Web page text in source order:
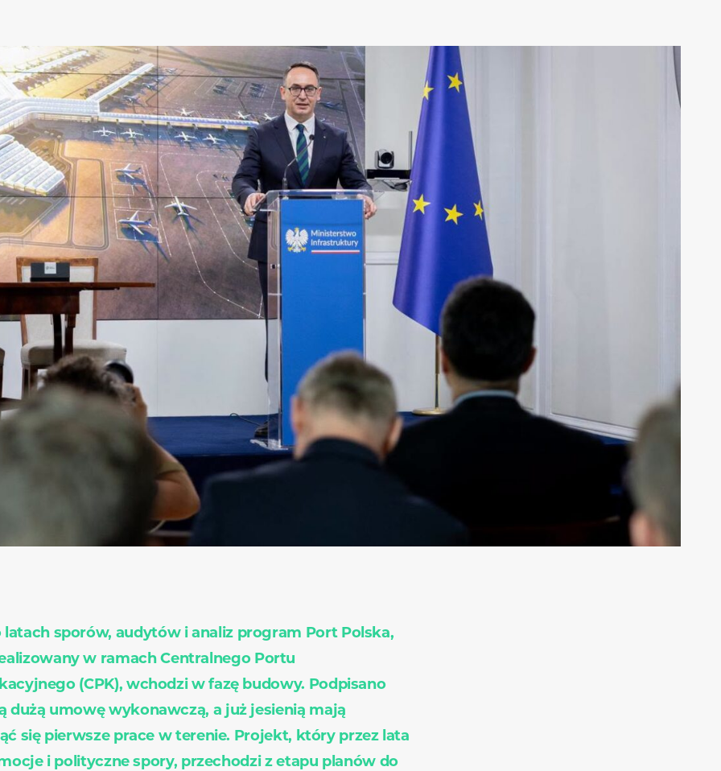
latach sporów, audytów i analiz program Port Polska,
w ramach Centralnego Portu
(CPK), wchodzi w fazę budowy. Podpisano
dużą umowę wykonawczą, a już jesienią mają
się pierwsze prace w terenie. Projekt, który przez lata
i polityczne spory, przechodzi z etapu planów do